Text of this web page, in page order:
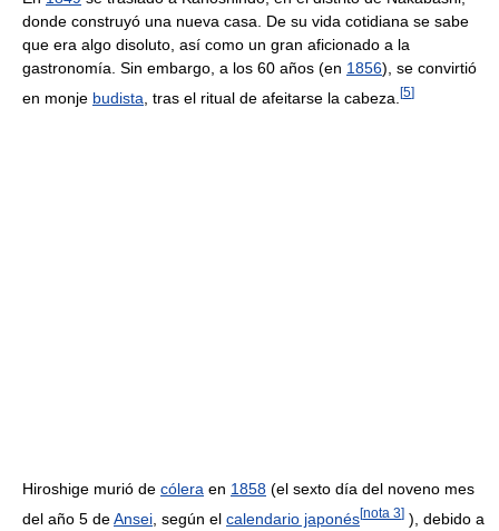
donde construyó una nueva casa. De su vida cotidiana se sabe
que era algo disoluto, así como un gran aficionado a la
gastronomía. Sin embargo, a los 60 años (en 1856), se convirtió
en monje budista , tras el ritual de afeitarse la cabeza. [5]
Hiroshige murió de cólera en 1858 (el sexto día del noveno mes
del año 5 de Ansei , según el calendario japonés[nota 3] ), debido a